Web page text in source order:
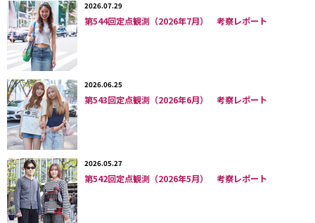
そんななか、日中と朝晩の気温差が大きいこの季節。と
はいえさすがに３月ともなると、重ためのウールのアウ
ターやダウンジャケットなど重衣料は減少。代わりに今
シーズンの梅春に重宝する軽めのアウターとしてストリ
ートで浮上していたのは、少しだけ中綿が入ったライナ
ーのようなキルティングジャケットでした。その多くは
古着のミリタリーものでしたが、それをデザインソース
にしたものもドメスティックブランドから多数リリース
されているようです。とはいえ、「カウント」するほど
多くない。編集部員みんなでプレサーベイを行なった結
果、「男性／女性白スニーカー」
2026.07.29
第544回定点観測（2026年7月） 考察レポート
2026.06.25
第543回定点観測（2026年6月） 考察レポート
2026.05.27
第542回定点観測（2026年5月） 考察レポート